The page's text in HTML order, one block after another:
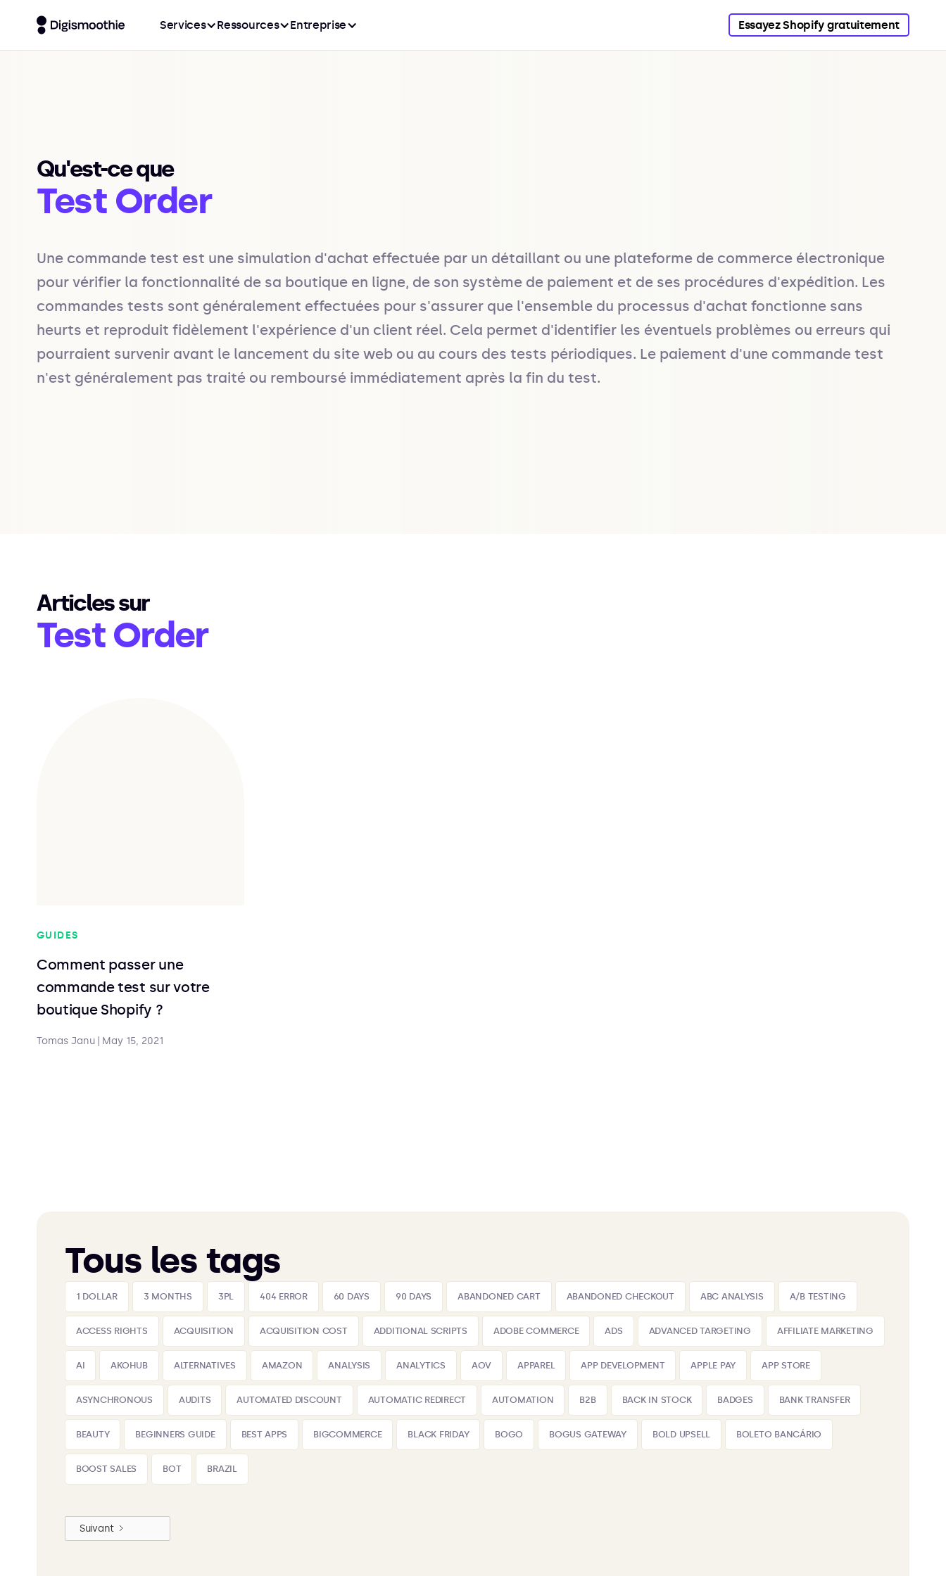
Services Ressources Entreprise Essayez Shopify gratuitement
Qu'est-ce que
Test Order
Une commande test est une simulation d'achat effectuée par un détaillant ou une plateforme de commerce électronique
pour vérifier la fonctionnalité de sa boutique en ligne, de son système de paiement et de ses procédures d'expédition. Les
commandes tests sont généralement effectuées pour s'assurer que l'ensemble du processus d'achat fonctionne sans
heurts et reproduit fidèlement l'expérience d'un client réel. Cela permet d'identifier les éventuels problèmes ou erreurs qui
pourraient survenir avant le lancement du site web ou au cours des tests périodiques. Le paiement d'une commande test
n'est généralement pas traité ou remboursé immédiatement après la fin du test.
Articles sur
Test Order
GUIDES
Comment passer une
commande test sur votre
boutique Shopify ?
Tomas Janu May 15, 2021
Tous les tags
1 DOLLAR 3 MONTHS 3PL 404 ERROR 60 DAYS 90 DAYS ABANDONED CART ABANDONED CHECKOUT ABC ANALYSIS A/B TESTING
ACCESS RIGHTS ACQUISITION ACQUISITION COST ADDITIONAL SCRIPTS ADOBE COMMERCE ADS ADVANCED TARGETING AFFILIATE MARKETING
AI AKOHUB ALTERNATIVES AMAZON ANALYSIS ANALYTICS AOV APPAREL APP DEVELOPMENT APPLE PAY APP STORE
ASYNCHRONOUS AUDITS AUTOMATED DISCOUNT AUTOMATIC REDIRECT AUTOMATION B2B BACK IN STOCK BADGES BANK TRANSFER
BEAUTY BEGINNERS GUIDE BEST APPS BIGCOMMERCE BLACK FRIDAY BOGO BOGUS GATEWAY BOLD UPSELL BOLETO BANCÁRIO
BOOST SALES BOT BRAZIL
Suivant